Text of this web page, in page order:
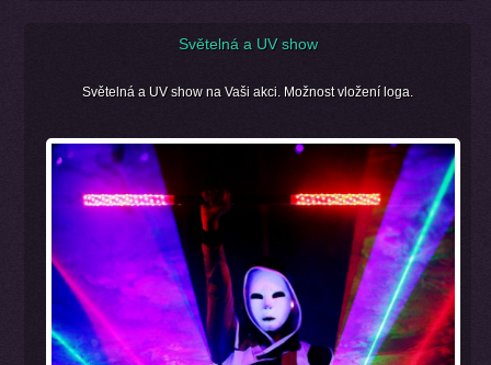
Světelná a UV show
Světelná a UV show na Vaši akci. Možnost vložení loga.